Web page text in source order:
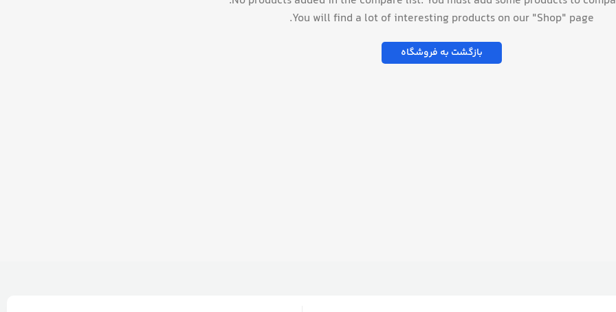
You will find a lot of interesting products on our "Shop" page.
بازگشت به فروشگاه